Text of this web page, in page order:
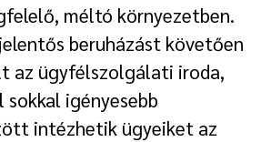
méltó környezetben.
beruházást követően
az ügyfélszolgálati iroda,
igényesebb
intézhetik ügyeiket az